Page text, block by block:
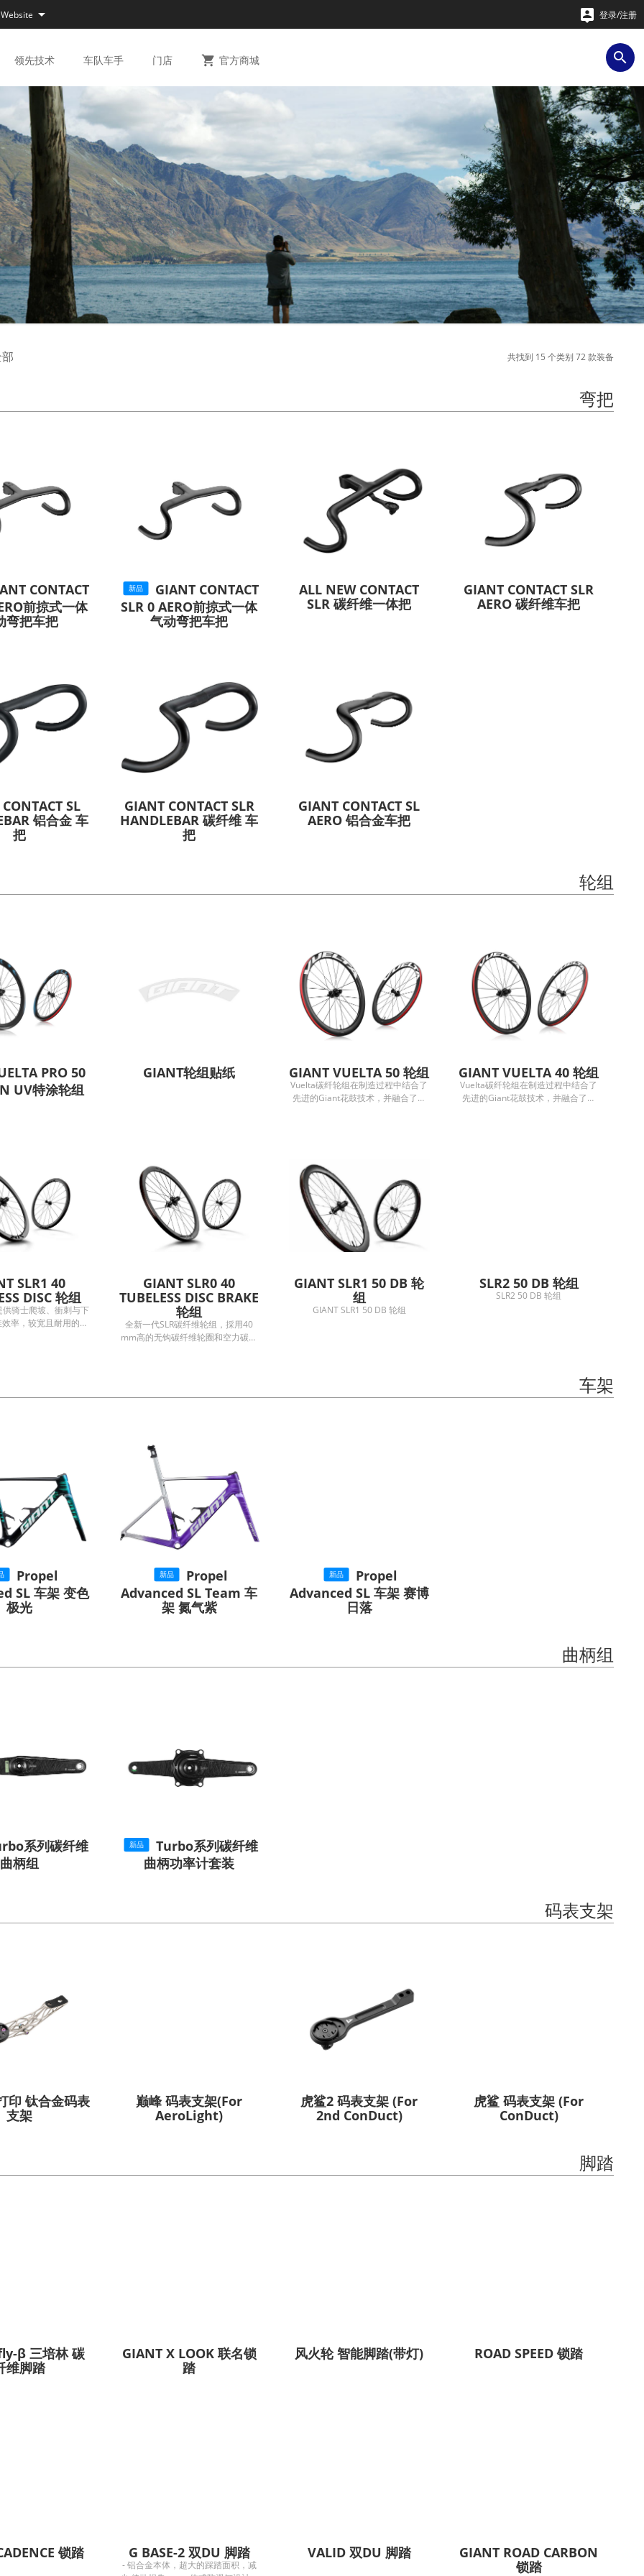
  登录/注册
领先技术 车队车手 门店  官方商城 
共找到 15 个类别 72 款装备
弯把
CONTACT
前掠式一体
弯把车把
新品
GIANT CONTACT
SLR 0 AERO前掠式一体
气动弯把车把
ALL NEW CONTACT
SLR 碳纤维一体把
GIANT CONTACT SLR
AERO 碳纤维车把
SL
铝合金 车
把
GIANT CONTACT SLR
HANDLEBAR 碳纤维 车
把
GIANT CONTACT SL
AERO 铝合金车把
轮组
PRO 50
UV特涂轮组
GIANT轮组贴纸 GIANT VUELTA 50 轮组
Vuelta碳纤轮组在制造过程中结合了
先进的Giant花鼓技术，并融合了我
色，是同级轮组中最可靠的选择。
Giant花鼓技术的三大优势： 高耐用
性和强度 – 高于业界标准的高强度严
格测试，满足一级公路车竞赛级需
求。 高滑顺度 - 钢珠培林通过降低轴
承摩擦，保持良好的滚动特性，有效
提升轮组的滑顺度。 高咬合速度 – 高
达40T的棘齿提升棘轮咬合速度，提
GIANT VUELTA 40 轮组
Vuelta碳纤轮组在制造过程中结合了
先进的Giant花鼓技术，并融合了我
SLR1 40
DISC 轮组
供骑士爬坡、衝刺与下
率，较宽且耐用的无
GIANT SLR0 40
TUBELESS DISC BRAKE
轮组
全新一代SLR碳纤维轮组，採用40
mm高的无钩碳纤维轮圈和空力碳纤
控顶级性能的碳纤维轮组。
GIANT SLR1 50 DB 轮
组
GIANT SLR1 50 DB 轮组
SLR2 50 DB 轮组
SLR2 50 DB 轮组
车架
Propel
SL 车架 变色
极光
新品
Propel
Advanced SL Team 车
架 氮气紫
新品
Propel
Advanced SL 车架 赛博
日落
曲柄组
系列碳纤维
曲柄组
新品
Turbo系列碳纤维
曲柄功率计套装
码表支架
印 钛合金码表
支架
巅峰 码表支架(For
AeroLight)
虎鲨2 码表支架 (For
2nd ConDuct)
虎鲨 码表支架 (For
ConDuct)
脚踏
β 三培林 碳
维脚踏
GIANT X LOOK 联名锁
踏
风火轮 智能脚踏(带灯) ROAD SPEED 锁踏
锁踏 G BASE-2 双DU 脚踏
- 铝合金本体，超大的踩踏面积，减
VALID 双DU 脚踏
GIANT ROAD CARBON
锁踏